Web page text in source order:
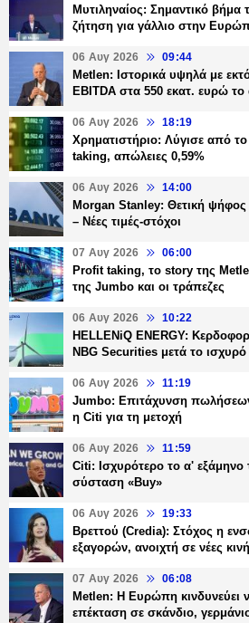
Μυτιληναίος: Σημαντικό βήμα
ζήτηση για γάλλιο στην
06 Αυγ 2026 09:44
Metlen: Ιστορικά υψηλά με
EBITDA στα 550 εκατ. ευρώ το
06 Αυγ 2026 18:19
Χρηματιστήριο: Λύγισε από
taking, απώλειες 0,59%
06 Αυγ 2026 14:00
Morgan Stanley: Θετική ψήφος
– Νέες τιμές-στόχοι
07 Αυγ 2026 06:00
Profit taking, το story της
της Jumbo και οι τράπεζες
06 Αυγ 2026 10:22
HELLENiQ ENERGY:
NBG Securities μετά το ισχυρό
06 Αυγ 2026 11:19
Jumbo: Επιτάχυνση πωλήσεων
η Citi για τη μετοχή
06 Αυγ 2026 11:59
Citi: Ισχυρότερο το α' εξάμηνο
σύσταση «Buy»
06 Αυγ 2026 19:33
Βρεττού (Credia): Στόχος η
εξαγορών, ανοιχτή σε νέες
07 Αυγ 2026 06:08
Metlen: Η Ευρώπη κινδυνεύει
επέκταση σε σκάνδιο,